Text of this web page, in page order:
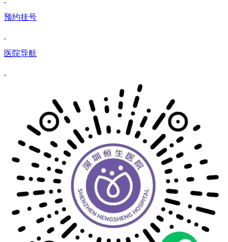
预约挂号
医院导航